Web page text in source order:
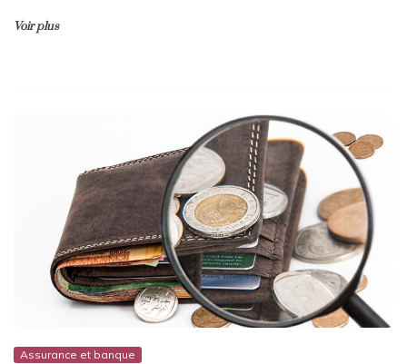
Voir plus
Assurance et banque